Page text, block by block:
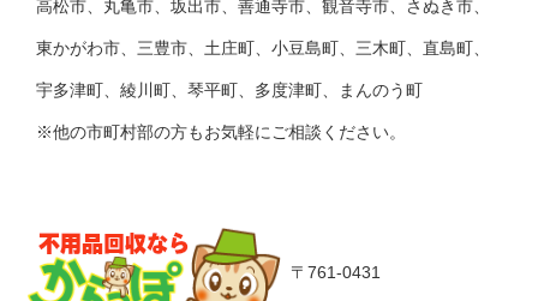
高松市、丸亀市、坂出市、善通寺市、観音寺市、さぬき市、
東かがわ市、三豊市、土庄町、小豆島町、三木町、直島町、
宇多津町、綾川町、琴平町、多度津町、まんのう町
※他の市町村部の方もお気軽にご相談ください。
〒761-0431